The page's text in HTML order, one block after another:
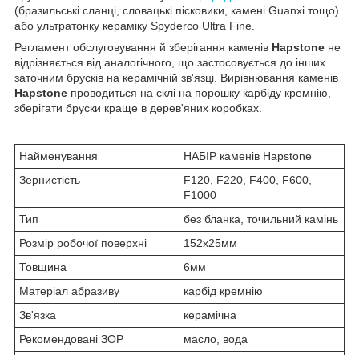
(бразильські сланці, словацькі пісковики, камені Guanxi тощо)
або ультратонку кераміку Spyderco Ultra Fine.
Регламент обслуговування й зберігання каменів Hapstone не
відрізняється від аналогічного, що застосовується до інших
заточним брусків на керамічній зв'язці. Вирівнювання каменів
Hapstone проводиться на склі на порошку карбіду кремнію,
зберігати бруски краще в дерев'яних коробках.
Найменування
НАБІР каменів Hapstone
Зернистість
F120, F220, F400, F600,
F1000
Тип
без бланка, точильний камінь
Розмір робочої поверхні
152х25мм
Товщина
6мм
Матеріал абразиву
карбід кремнію
Зв'язка
керамічна
Рекомендовані ЗОР
масло, вода